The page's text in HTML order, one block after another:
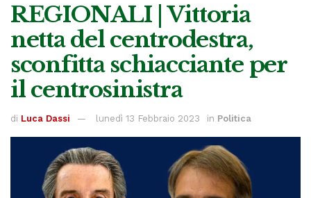
REGIONALI | Vittoria
netta del centrodestra,
sconfitta schiacciante per
il centrosinistra
di Luca Dassi lunedì 13 Febbraio 2023 in Politica